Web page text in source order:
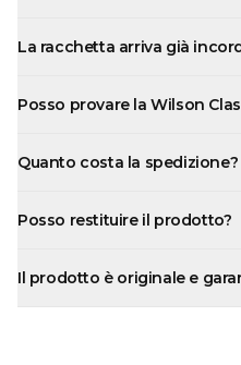
La racchetta arriva già
Posso provare la Wilson
Quanto costa la spedizione?
Posso restituire il prodotto?
Il prodotto è originale e